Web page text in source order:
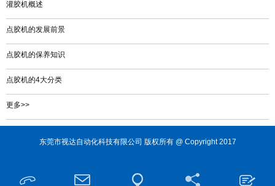
灌胶机概述
点胶机的发展前景
点胶机的保养知识
点胶机的4大分类
更多>>
东莞市视达自动化科技有限公司 版权所有 @ Copyright 2017